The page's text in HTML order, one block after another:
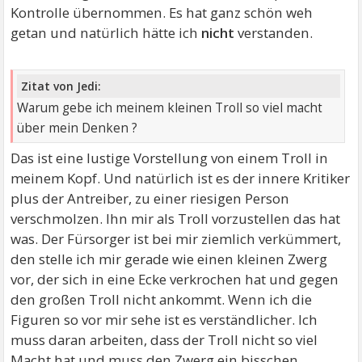
Kontrolle übernommen. Es hat ganz schön weh
getan und natürlich hätte ich nicht verstanden.
Zitat von Jedi:
Warum gebe ich meinem kleinen Troll so viel macht
über mein Denken ?
Das ist eine lustige Vorstellung von einem Troll in
meinem Kopf. Und natürlich ist es der innere Kritiker
plus der Antreiber, zu einer riesigen Person
verschmolzen. Ihn mir als Troll vorzustellen das hat
was. Der Fürsorger ist bei mir ziemlich verkümmert,
den stelle ich mir gerade wie einen kleinen Zwerg
vor, der sich in eine Ecke verkrochen hat und gegen
den großen Troll nicht ankommt. Wenn ich die
Figuren so vor mir sehe ist es verständlicher. Ich
muss daran arbeiten, dass der Troll nicht so viel